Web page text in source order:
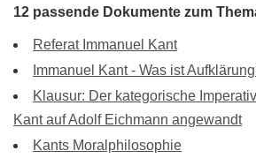
12 passende Dokumente zum
Referat Immanuel Kant
Immanuel Kant - Was ist
Klausur: Der kategorische
Kant auf Adolf Eichmann angewandt
Kants Moralphilosophie